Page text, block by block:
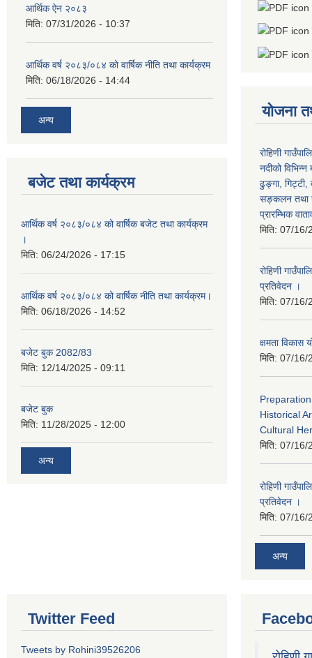
आर्थिक ऐन २०८३
मिति: 07/31/2026 - 10:37
आर्थिक वर्ष २०८३/०८४ को वार्षिक नीति तथा कार्यक्रम
मिति: 06/18/2026 - 14:44
अन्य
बजेट तथा कार्यक्रम
आर्थिक वर्ष २०८३/०८४ को वार्षिक बजेट तथा कार्यक्रम
।
मिति: 06/24/2026 - 17:15
आर्थिक वर्ष २०८३/०८४ को वार्षिक नीति तथा कार्यक्रम।
मिति: 06/18/2026 - 14:52
बजेट बुक 2082/83
मिति: 12/14/2025 - 09:11
बजेट बुक
मिति: 11/28/2025 - 12:00
अन्य
योजना
रोहिणी
नदीको
ढुङ्गा, गिट्टी,
सङ्कलन तथा
प्रारम्भिक
मिति: 07/16/
रोहिणी
प्रतिवेदन ।
मिति: 07/16/
क्षमता
मिति: 07/16/
Historical
Cultural
मिति: 07/16/
रोहिणी
प्रतिवेदन ।
मिति: 07/16/
अन्य
Twitter Feed
Tweets by Rohini39526206